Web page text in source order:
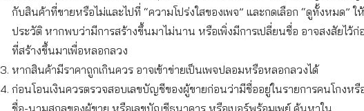
กับสินค้าที่ขายหรือไม่และไปที่ “ความโปร่งใสของเพจ” และกดเลือก “ดูทั้งหมด” ใ
ประวัติ หากพบว่ามีการสร้างขึ้นมาไม่นาน หรือเพิ่งมีการเปลี่ยนชื่อ อาจสงสัยไว้ก่
ที่สร้างขึ้นมาเพื่อหลอกลวง
หากสินค้ามีราคาถูกเกินควร อาจเข้าข่ายเป็นเพจปลอมหรือหลอกลวงได้
ก่อนโอนเงินควรตรวจสอบเลขบัญชีของผู้ขายก่อนว่ามีชื่ออยู่ในรายการคนโกงหรื
ชื่อ-นามสกุลของผู้ขาย หรือเลขบัญชีธนาคาร หรือเบอร์พร้อมเพย์ ค้นหาใน